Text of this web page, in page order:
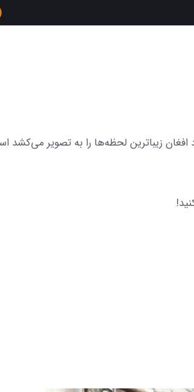
متنوع و زیبا دعوت می‌کنیم. این مجموعه شامل 21 عکس خروس لاری نژاد افغان زیباترین